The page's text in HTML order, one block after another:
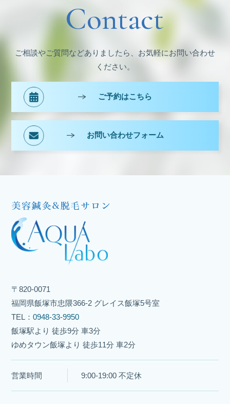
Contact
ご相談やご質問などありましたら、お気軽にお問い合わせ
ください。
ご予約はこちら
お問い合わせフォーム
〒820-0071
福岡県飯塚市忠隈366-2 グレイス飯塚5号室
TEL：0948-33-9950
飯塚駅より 徒歩9分 車3分
ゆめタウン飯塚より 徒歩11分 車2分
営業時間 9:00-19:00 不定休